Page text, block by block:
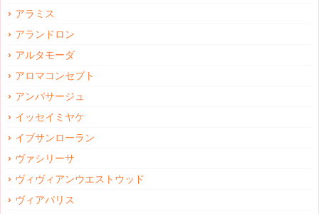
アラミス
アランドロン
アルタモーダ
アロマコンセプト
アンパサージュ
イッセイミヤケ
イブサンローラン
ヴァシリーサ
ヴィヴィアンウエストウッド
ヴィアパリス